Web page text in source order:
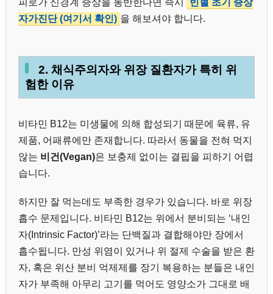
피로가 신경계 증상을 동반한다면 즉시
빈혈 초기 증상
자가진단 (여기서 확인) 을 해보셔야 합니다.
2. 채식주의자와 위장 질환자가 특히 위
험한 이유
비타민 B12는 미생물에 의해 합성되기 때문에 육류, 유
제품, 어패류에만 존재합니다. 따라서 동물을 전혀 먹지
않는 비건(Vegan)은 보충제 없이는 결핍을 피하기 어렵
습니다.
하지만 잘 먹는데도 부족한 경우가 있습니다. 바로 위장
흡수 문제입니다. 비타민 B12는 위에서 분비되는 ‘내인
자(Intrinsic Factor)’라는 단백질과 결합해야만 장에서
흡수됩니다. 만성 위염이 있거나 위 절제 수술을 받은 환
자, 혹은 위산 분비 억제제를 장기 복용하는 분들은 내인
자가 부족해 아무리 고기를 먹어도 영양소가 그대로 배